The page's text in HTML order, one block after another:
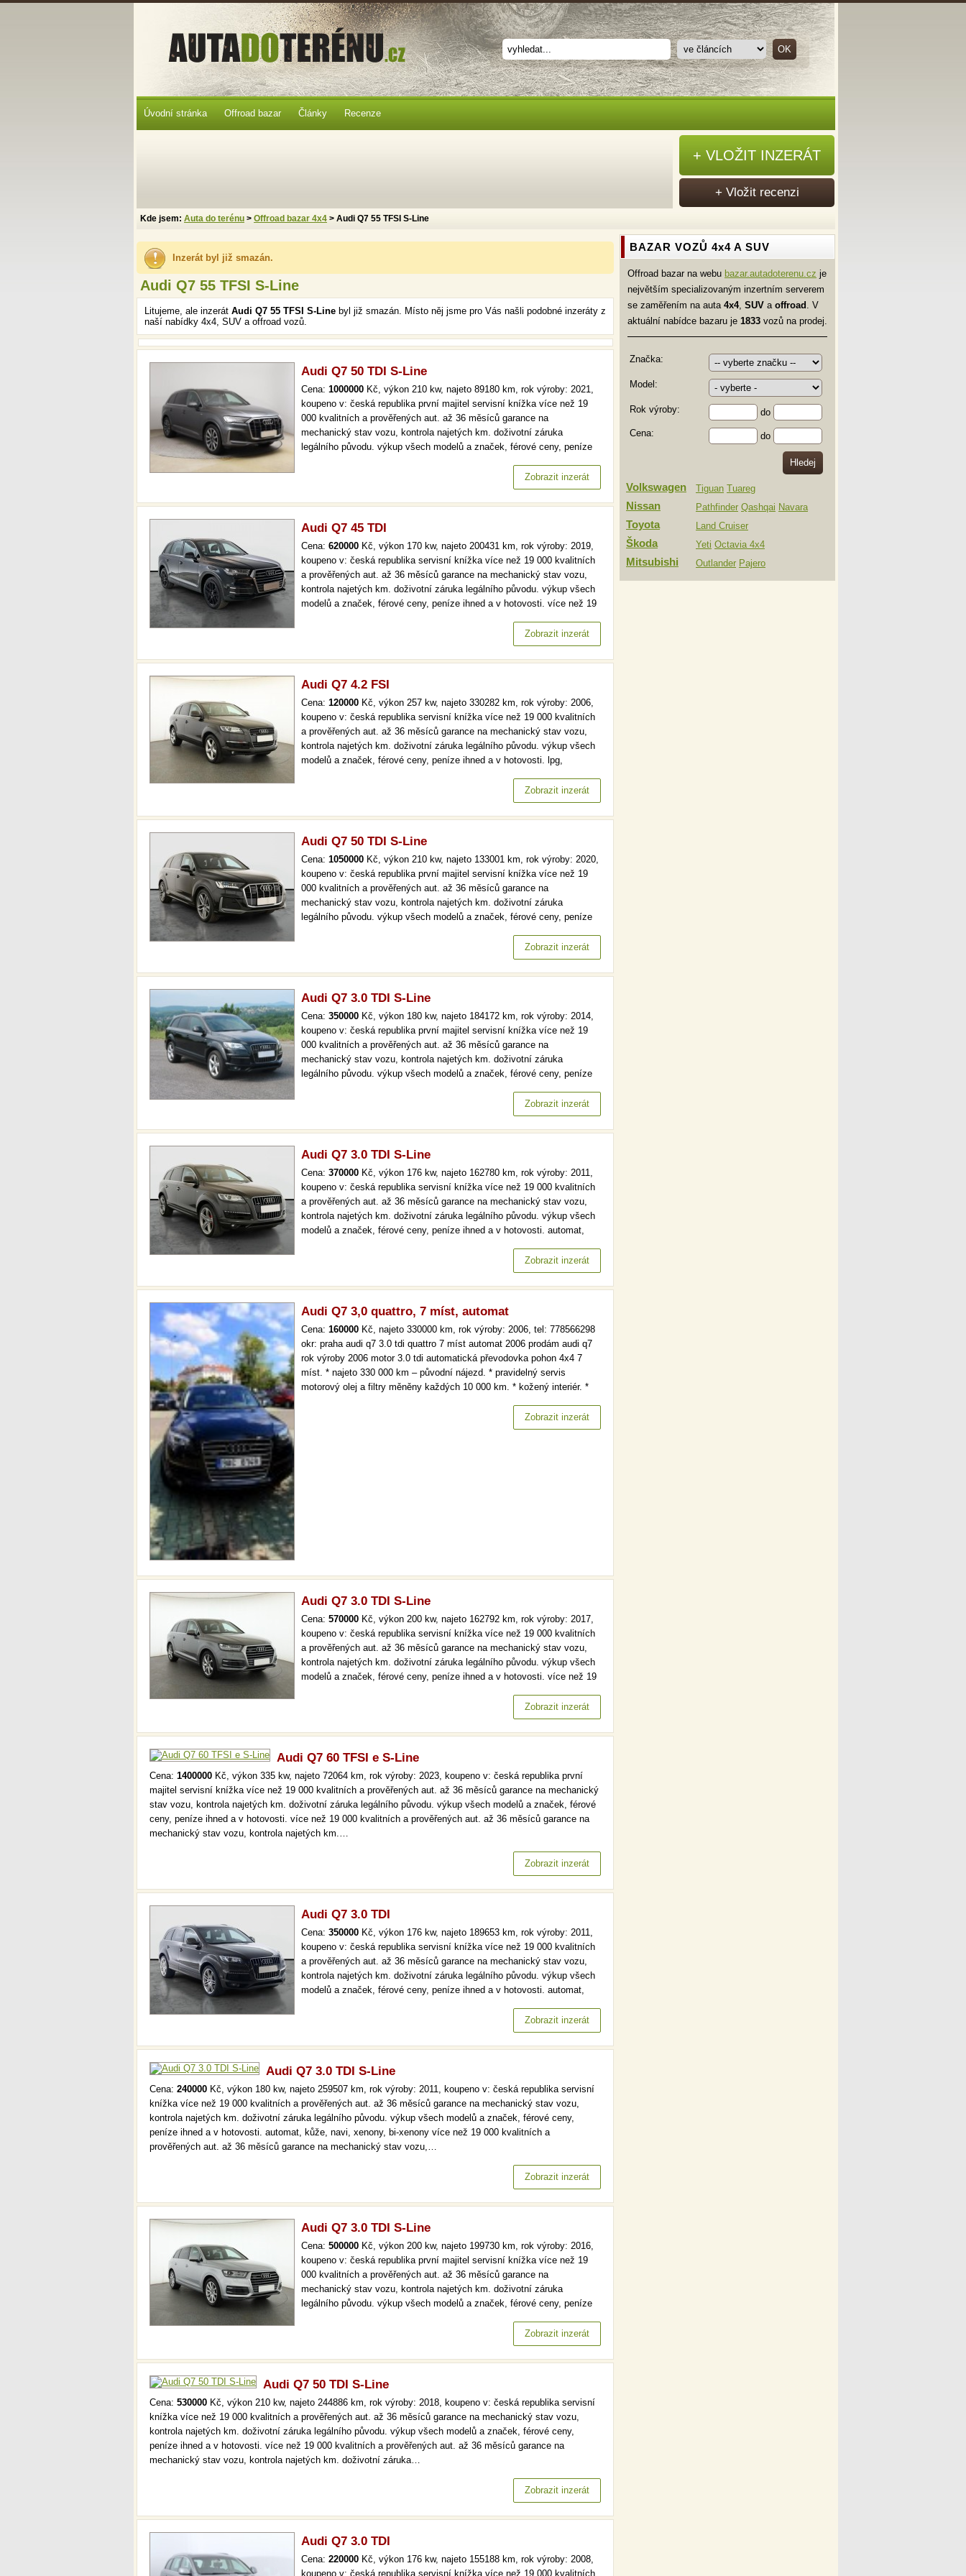
Inzerát byl již smazán.
Audi Q7 55 TFSI S-Line
Litujeme, ale inzerát Audi Q7 55 TFSI S-Line byl již smazán. Místo něj jsme pro Vás našli podobné inzeráty z
naší nabídky 4x4, SUV a offroad vozů.
Audi Q7 50 TDI S-Line
Cena: 1000000 Kč, výkon 210 kw, najeto 89180 km, rok výroby: 2021,
koupeno v: česká republika první majitel servisní knížka více než 19
000 kvalitních a prověřených aut. až 36 měsíců garance na
mechanický stav vozu, kontrola najetých km. doživotní záruka
legálního původu. výkup všech modelů a značek, férové ceny, peníze
36 měsíců garance na mechanický stav vozu, kontrola najetých km.…
Zobrazit inzerát
Audi Q7 45 TDI
Cena: 620000 Kč, výkon 170 kw, najeto 200431 km, rok výroby: 2019,
koupeno v: česká republika servisní knížka více než 19 000 kvalitních
a prověřených aut. až 36 měsíců garance na mechanický stav vozu,
kontrola najetých km. doživotní záruka legálního původu. výkup všech
modelů a značek, férové ceny, peníze ihned a v hotovosti. více než 19
mechanický stav vozu, kontrola najetých km. doživotní záruka…
Zobrazit inzerát
Audi Q7 4.2 FSI
Cena: 120000 Kč, výkon 257 kw, najeto 330282 km, rok výroby: 2006,
koupeno v: česká republika servisní knížka více než 19 000 kvalitních
a prověřených aut. až 36 měsíců garance na mechanický stav vozu,
kontrola najetých km. doživotní záruka legálního původu. výkup všech
modelů a značek, férové ceny, peníze ihned a v hotovosti. lpg,
prověřených aut. až 36 měsíců garance na mechanický stav vozu,…
Zobrazit inzerát
Audi Q7 50 TDI S-Line
Cena: 1050000 Kč, výkon 210 kw, najeto 133001 km, rok výroby: 2020,
koupeno v: česká republika první majitel servisní knížka více než 19
000 kvalitních a prověřených aut. až 36 měsíců garance na
mechanický stav vozu, kontrola najetých km. doživotní záruka
legálního původu. výkup všech modelů a značek, férové ceny, peníze
36 měsíců garance na mechanický stav vozu, kontrola najetých km.…
Zobrazit inzerát
Audi Q7 3.0 TDI S-Line
Cena: 350000 Kč, výkon 180 kw, najeto 184172 km, rok výroby: 2014,
koupeno v: česká republika první majitel servisní knížka více než 19
000 kvalitních a prověřených aut. až 36 měsíců garance na
mechanický stav vozu, kontrola najetých km. doživotní záruka
legálního původu. výkup všech modelů a značek, férové ceny, peníze
000 kvalitních a prověřených aut. až 36 měsíců garance naZobrazit inzerát
Audi Q7 3.0 TDI S-Line
Cena: 370000 Kč, výkon 176 kw, najeto 162780 km, rok výroby: 2011,
koupeno v: česká republika servisní knížka více než 19 000 kvalitních
a prověřených aut. až 36 měsíců garance na mechanický stav vozu,
kontrola najetých km. doživotní záruka legálního původu. výkup všech
modelů a značek, férové ceny, peníze ihned a v hotovosti. automat,
aut. až 36 měsíců garance na mechanický stav vozu,…Zobrazit inzerát
Audi Q7 3,0 quattro, 7 míst, automat
Cena: 160000 Kč, najeto 330000 km, rok výroby: 2006, tel: 778566298
okr: praha audi q7 3.0 tdi quattro 7 míst automat 2006 prodám audi q7
rok výroby 2006 motor 3.0 tdi automatická převodovka pohon 4x4 7
míst. * najeto 330 000 km – původní nájezd. * pravidelný servis
motorový olej a filtry měněny každých 10 000 km. * kožený interiér. *
Zobrazit inzerát
Audi Q7 3.0 TDI S-Line
Cena: 570000 Kč, výkon 200 kw, najeto 162792 km, rok výroby: 2017,
koupeno v: česká republika servisní knížka více než 19 000 kvalitních
a prověřených aut. až 36 měsíců garance na mechanický stav vozu,
kontrola najetých km. doživotní záruka legálního původu. výkup všech
modelů a značek, férové ceny, peníze ihned a v hotovosti. více než 19
mechanický stav vozu, kontrola najetých km. doživotní záruka…
Zobrazit inzerát
Audi Q7 60 TFSI e S-Line
Cena: 1400000 Kč, výkon 335 kw, najeto 72064 km, rok výroby: 2023, koupeno v: česká republika první
majitel servisní knížka více než 19 000 kvalitních a prověřených aut. až 36 měsíců garance na mechanický
stav vozu, kontrola najetých km. doživotní záruka legálního původu. výkup všech modelů a značek, férové
ceny, peníze ihned a v hotovosti. více než 19 000 kvalitních a prověřených aut. až 36 měsíců garance na
mechanický stav vozu, kontrola najetých km.…
Zobrazit inzerát
Audi Q7 3.0 TDI
Cena: 350000 Kč, výkon 176 kw, najeto 189653 km, rok výroby: 2011,
koupeno v: česká republika servisní knížka více než 19 000 kvalitních
a prověřených aut. až 36 měsíců garance na mechanický stav vozu,
kontrola najetých km. doživotní záruka legálního původu. výkup všech
modelů a značek, férové ceny, peníze ihned a v hotovosti. automat,
36 měsíců garance na mechanický stav vozu, kontrola…Zobrazit inzerát
Audi Q7 3.0 TDI S-Line
Cena: 240000 Kč, výkon 180 kw, najeto 259507 km, rok výroby: 2011, koupeno v: česká republika servisní
knížka více než 19 000 kvalitních a prověřených aut. až 36 měsíců garance na mechanický stav vozu,
kontrola najetých km. doživotní záruka legálního původu. výkup všech modelů a značek, férové ceny,
peníze ihned a v hotovosti. automat, kůže, navi, xenony, bi-xenony více než 19 000 kvalitních a
prověřených aut. až 36 měsíců garance na mechanický stav vozu,…
Zobrazit inzerát
Audi Q7 3.0 TDI S-Line
Cena: 500000 Kč, výkon 200 kw, najeto 199730 km, rok výroby: 2016,
koupeno v: česká republika první majitel servisní knížka více než 19
000 kvalitních a prověřených aut. až 36 měsíců garance na
mechanický stav vozu, kontrola najetých km. doživotní záruka
legálního původu. výkup všech modelů a značek, férové ceny, peníze
36 měsíců garance na mechanický stav vozu, kontrola najetých km.…
Zobrazit inzerát
Audi Q7 50 TDI S-Line
Cena: 530000 Kč, výkon 210 kw, najeto 244886 km, rok výroby: 2018, koupeno v: česká republika servisní
knížka více než 19 000 kvalitních a prověřených aut. až 36 měsíců garance na mechanický stav vozu,
kontrola najetých km. doživotní záruka legálního původu. výkup všech modelů a značek, férové ceny,
peníze ihned a v hotovosti. více než 19 000 kvalitních a prověřených aut. až 36 měsíců garance na
mechanický stav vozu, kontrola najetých km. doživotní záruka…
Zobrazit inzerát
Audi Q7 3.0 TDI
Cena: 220000 Kč, výkon 176 kw, najeto 155188 km, rok výroby: 2008,
koupeno v: česká republika servisní knížka více než 19 000 kvalitních
BAZAR VOZŮ 4x4 A SUV
Offroad bazar na webu bazar.autadoterenu.cz je
největším specializovaným inzertním serverem
se zaměřením na auta 4x4, SUV a offroad . V
aktuální nabídce bazaru je 1833 vozů na prodej.
Značka:
Model:
Rok výroby:
do
Cena:
do
Volkswagen Tiguan Tuareg
Nissan Pathfinder Qashqai Navara
Toyota Land Cruiser
Škoda Yeti Octavia 4x4
Mitsubishi Outlander Pajero
Úvodní stránka Offroad bazar Články Recenze
Kde jsem: Auta do terénu > Offroad bazar 4x4 > Audi Q7 55 TFSI S-Line
+ VLOŽIT INZERÁT
+ Vložit recenzi